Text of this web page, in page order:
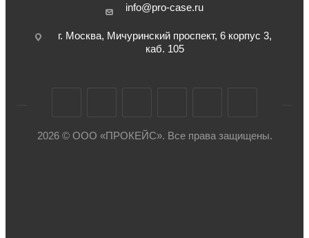
info@pro-case.ru
г. Москва, Мичуринский проспект, 6 корпус 3,
каб. 105
2026 © ООО «ПРОКЕЙС». Все права защищены.